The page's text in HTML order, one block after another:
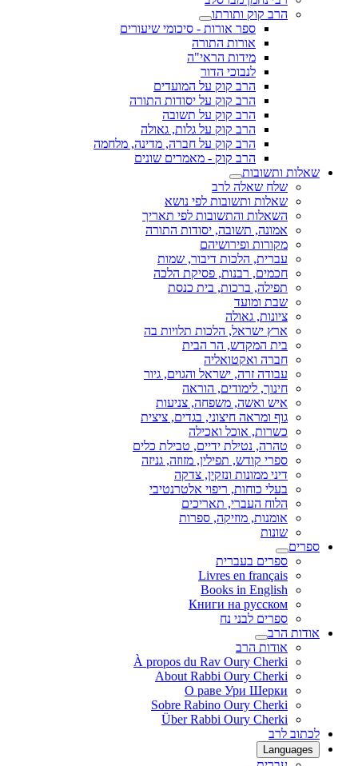
הרב קוק ותורתו
ספר אורות - סיכומי שיעורים
אורות התורה
מידות הראי"ה
לנבוכי הדור
הרב קוק על המועדים
הרב קוק על יסודות התורה
הרב קוק על תשובה
הרב קוק על גלות, גאולה
הרב קוק על חברה, מדינה, מלחמה
הרב קוק - מאמרים שונים
שאלות ותשובות
שלח שאלה לרב
שאלות ותשובות לפי נושא
השאלות והתשובות לפי תאריך
אמונה, תשובה, יסודות התורה
מקורות ופירושיהם
עברית, הלכות דיבור, שמות
חכמים, רבנות, פסיקת הלכה
תפילה, ברכות, בית כנסת
שבת ומועד
ציונות, גאולה
ארץ ישראל, הלכות תלויות בה
בית המקדש, הר הבית
חברה ואקטואליה
עבודה זרה, ישראל והגוים, גיור
חינוך, לימודים, הוראה
איש ואשה, משפחה, צניעות
גוף ומראה חיצוני, בגדים, ציצית
כשרות, אוכל ואכילה
טהרה, נטילת ידיים, טבילת כלים
ספרי קודש, תפילין, מזוזה, גניזה
דיני ממונות ונזקין, צדקה
בעלי כוחות, ריפוי אלטרנטיבי
הלוח העברי, תאריכים
אומנות, מוזיקה, ספרות
שונות
ספרים
ספרים בעברית
Livres en français
Books in English
Книги на русском
ספרים לבני נח
אודות הרב
אודות הרב
À propos du Rav Oury Cherki
About Rabbi Oury Cherki
О раве Ури Шерки
Sobre Rabino Oury Cherki
Über Rabbi Oury Cherki
לכתוב לרב
Languages